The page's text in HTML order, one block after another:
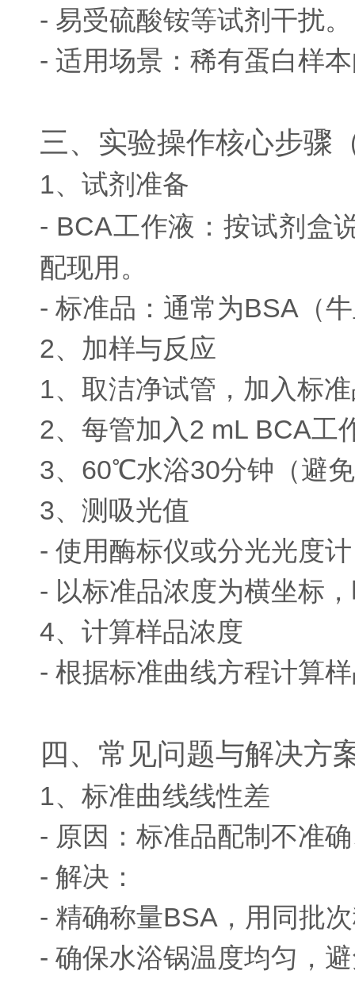
- 易受硫酸铵等试剂干扰。
- 适用场景：稀有蛋白样
三、实验操作核心步骤
1、试剂准备
- BCA工作液：按试剂盒
配现用。
- 标准品：通常为BSA（
2、加样与反应
1、取洁净试管，加入标
2、每管加入2 mL BCA工
3、60℃水浴30分钟（避
3、测吸光值
- 使用酶标仪或分光光度
- 以标准品浓度为横坐标
4、计算样品浓度
- 根据标准曲线方程计算
四、常见问题与解决方
1、标准曲线线性差
- 原因：标准品配制不准
- 解决：
- 精确称量BSA，用同批
- 确保水浴锅温度均匀，